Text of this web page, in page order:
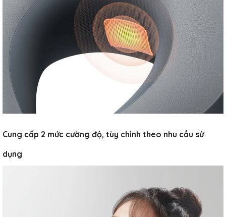
Cung cấp 2 mức cường độ, tùy chỉnh theo nhu cầu sử
dụng